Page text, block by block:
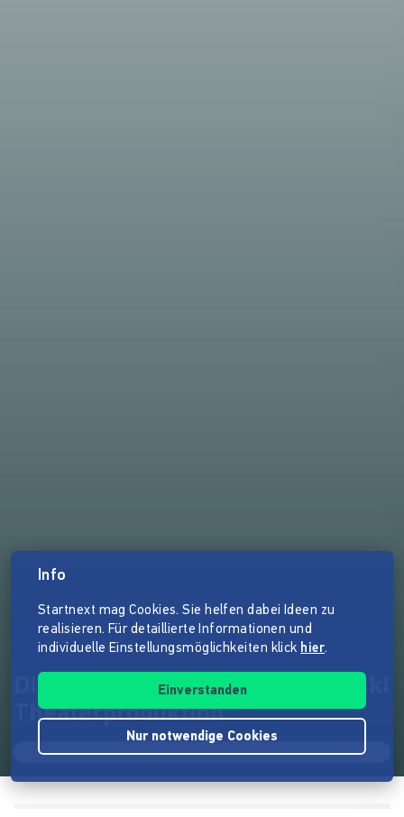
Die deutsche Chronik Kempowski
Theaterproduktion
Info
Startnext mag Cookies. Sie helfen dabei Ideen zu
realisieren. Für detaillierte Informationen und
individuelle Einstellungsmöglichkeiten klick hier.
Einverstanden
Nur notwendige Cookies